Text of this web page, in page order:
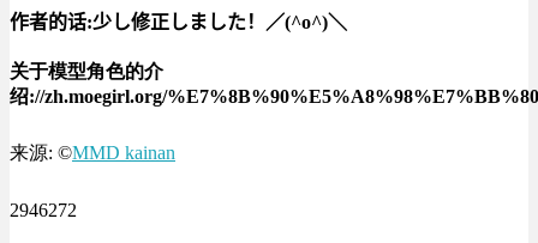
作者的话:少し修正しました！／(^o^)＼
关于模型角色的介
绍://zh.moegirl.org/
来源: ©MMD kainan
2946272